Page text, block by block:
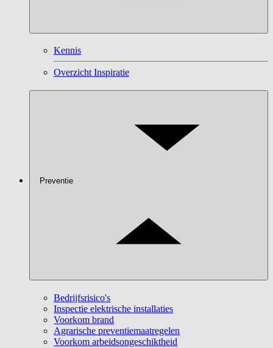
Kennis
Overzicht Inspiratie
Preventie
Bedrijfsrisico's
Inspectie elektrische installaties
Voorkom brand
Agrarische preventiemaatregelen
Voorkom arbeidsongeschiktheid